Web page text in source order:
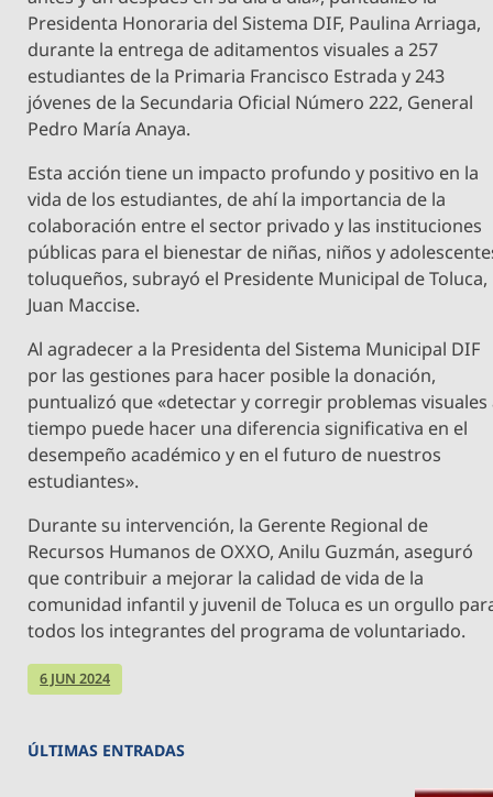
Presidenta Honoraria del Sistema DIF, Paulina Arriaga,
durante la entrega de aditamentos visuales a 257
estudiantes de la Primaria Francisco Estrada y 243
jóvenes de la Secundaria Oficial Número 222, General
Pedro María Anaya.
Esta acción tiene un impacto profundo y positivo en la
vida de los estudiantes, de ahí la importancia de la
colaboración entre el sector privado y las instituciones
públicas para el bienestar de niñas, niños y
toluqueños, subrayó el Presidente Municipal de Toluca,
Juan Maccise.
Al agradecer a la Presidenta del Sistema Municipal DIF
por las gestiones para hacer posible la donación,
puntualizó que «detectar y corregir problemas visuales
tiempo puede hacer una diferencia significativa en el
desempeño académico y en el futuro de nuestros
estudiantes».
Durante su intervención, la Gerente Regional de
Recursos Humanos de OXXO, Anilu Guzmán, aseguró
que contribuir a mejorar la calidad de vida de la
comunidad infantil y juvenil de Toluca es un orgullo
todos los integrantes del programa de voluntariado.
6 JUN 2024
ÚLTIMAS ENTRADAS